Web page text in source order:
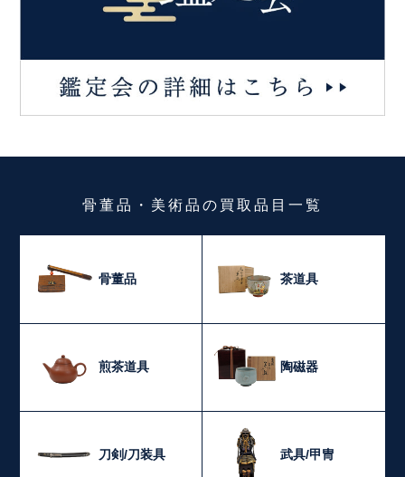
骨董品・美術品の買取品目一覧
骨董品 茶道具
煎茶道具 陶磁器
刀剣/刀装具 武具/甲冑